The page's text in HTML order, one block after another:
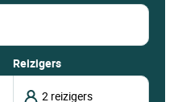
Reizigers